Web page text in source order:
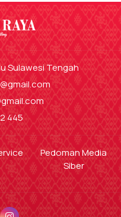
Sulawesi Tengah
445
Pedoman Media
Siber